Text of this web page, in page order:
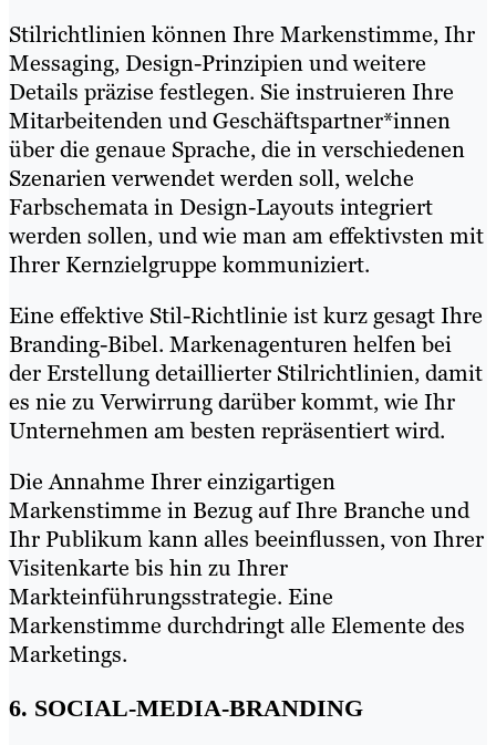
Stilrichtlinien können Ihre Markenstimme, Ihr
Messaging, Design-Prinzipien und weitere
Details präzise festlegen. Sie instruieren Ihre
Mitarbeitenden und Geschäftspartner*innen
über die genaue Sprache, die in verschiedenen
Szenarien verwendet werden soll, welche
Farbschemata in Design-Layouts integriert
werden sollen, und wie man am effektivsten mit
Ihrer Kernzielgruppe kommuniziert.
Eine effektive Stil-Richtlinie ist kurz gesagt Ihre
Branding-Bibel. Markenagenturen helfen bei
der Erstellung detaillierter Stilrichtlinien, damit
es nie zu Verwirrung darüber kommt, wie Ihr
Unternehmen am besten repräsentiert wird.
Die Annahme Ihrer einzigartigen
Markenstimme in Bezug auf Ihre Branche und
Ihr Publikum kann alles beeinflussen, von Ihrer
Visitenkarte bis hin zu Ihrer
Markteinführungsstrategie. Eine
Markenstimme durchdringt alle Elemente des
Marketings.
6. SOCIAL-MEDIA-BRANDING